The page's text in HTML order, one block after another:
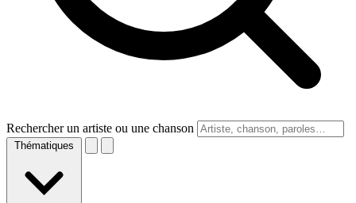
Rechercher un artiste ou une chanson
Thématiques